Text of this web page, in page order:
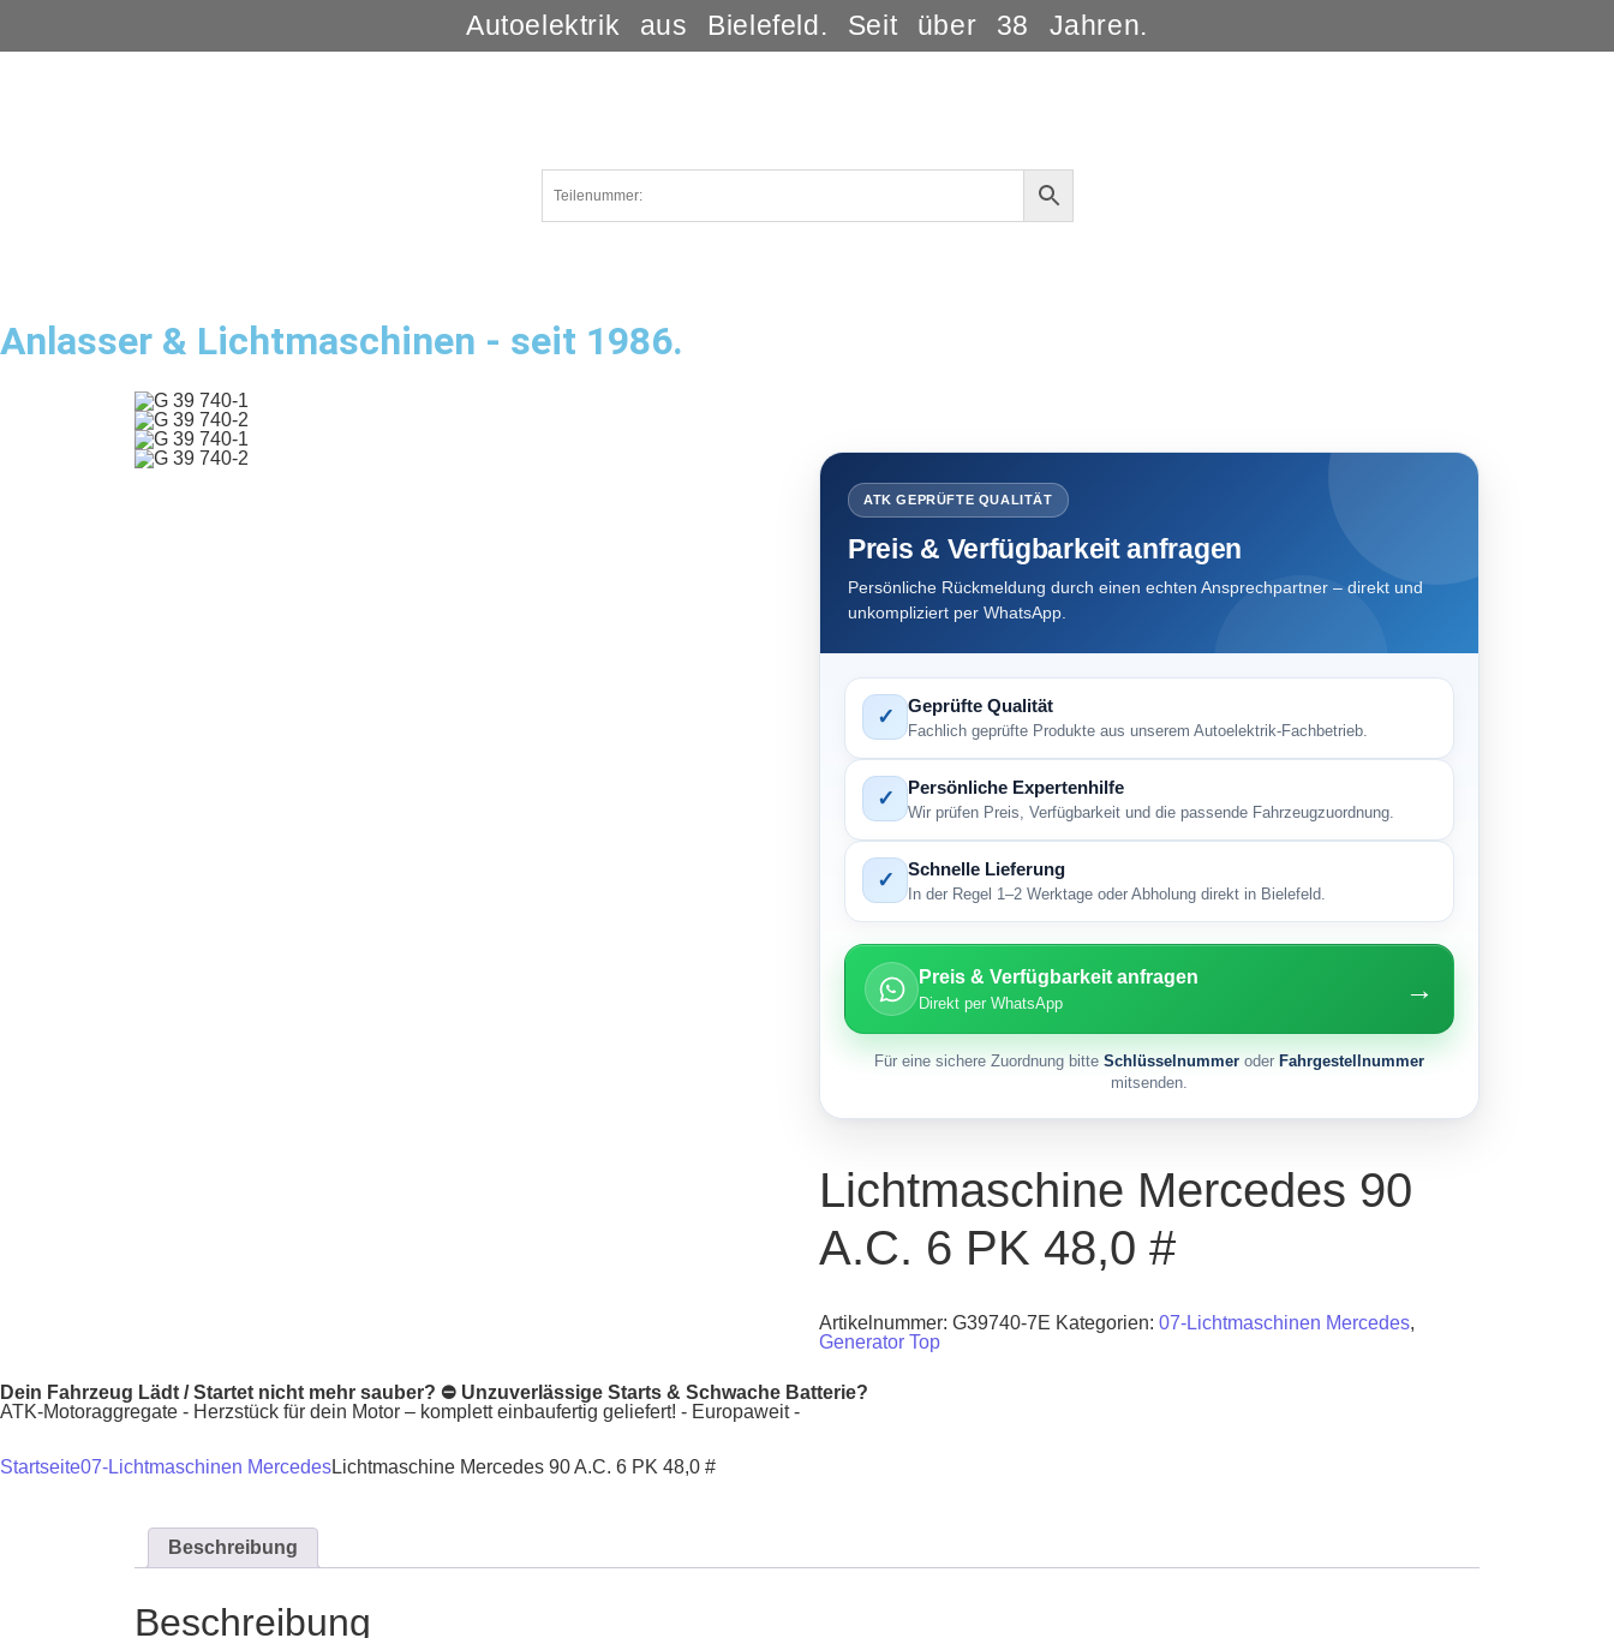
Autoelektrik aus Bielefeld. Seit über 38 Jahren.
Anlasser & Lichtmaschinen - seit 1986.
ATK GEPRÜFTE QUALITÄT
Preis & Verfügbarkeit anfragen
Persönliche Rückmeldung durch einen echten Ansprechpartner – direkt und
unkompliziert per WhatsApp.
✓ Geprüfte Qualität
Fachlich geprüfte Produkte aus unserem Autoelektrik-Fachbetrieb.
✓ Persönliche Expertenhilfe
Wir prüfen Preis, Verfügbarkeit und die passende Fahrzeugzuordnung.
✓ Schnelle Lieferung
In der Regel 1–2 Werktage oder Abholung direkt in Bielefeld.
Preis & Verfügbarkeit anfragen
Direkt per WhatsApp →
Für eine sichere Zuordnung bitte Schlüsselnummer oder Fahrgestellnummer
mitsenden.
Lichtmaschine Mercedes 90
A.C. 6 PK 48,0 #
Artikelnummer: G39740-7E Kategorien: 07-Lichtmaschinen Mercedes,
Generator Top
Dein Fahrzeug Lädt / Startet nicht mehr sauber? ⛔ Unzuverlässige Starts & Schwache Batterie?
ATK-Motoraggregate - Herzstück für dein Motor – komplett einbaufertig geliefert! - Europaweit -
Startseite07-Lichtmaschinen MercedesLichtmaschine Mercedes 90 A.C. 6 PK 48,0 #
Beschreibung
Beschreibung